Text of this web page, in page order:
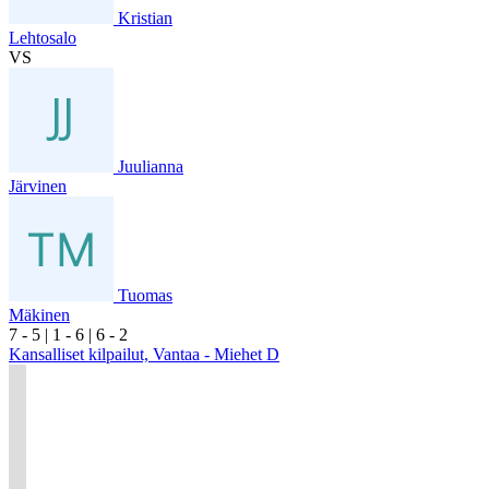
Kristian
Lehtosalo
VS
Juulianna
Järvinen
Tuomas
Mäkinen
7 - 5 | 1 - 6 | 6 - 2
Kansalliset kilpailut, Vantaa - Miehet D